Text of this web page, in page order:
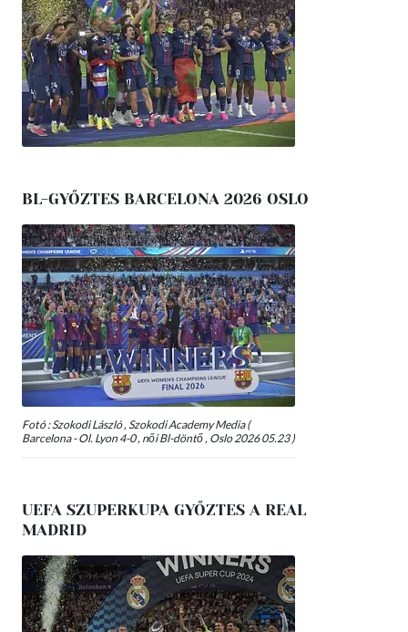
BL-GYŐZTES BARCELONA 2026 OSLO
Fotó : Szokodi László , Szokodi Academy Media (
Barcelona - Ol. Lyon 4-0 , női Bl-döntő , Oslo 2026 05.23 )
UEFA SZUPERKUPA GYŐZTES A REAL
MADRID